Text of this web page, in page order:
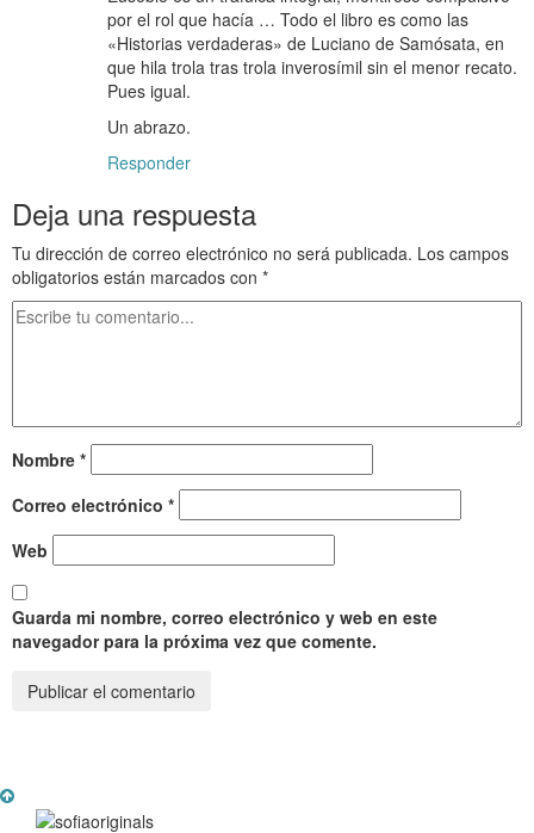
por el rol que hacía … Todo el libro es como las
«Historias verdaderas» de Luciano de Samósata, en
que hila trola tras trola inverosímil sin el menor recato.
Pues igual.
Un abrazo.
Responder
Deja una respuesta
Tu dirección de correo electrónico no será publicada. Los campos
obligatorios están marcados con *
Nombre *
Correo electrónico *
Web
Guarda mi nombre, correo electrónico y web en este
navegador para la próxima vez que comente.